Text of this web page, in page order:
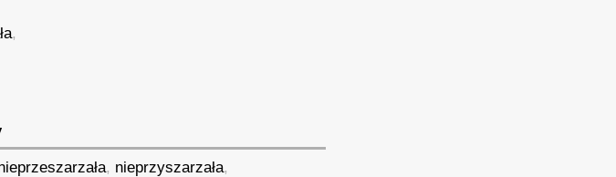
,
, nieprzyszarzała,